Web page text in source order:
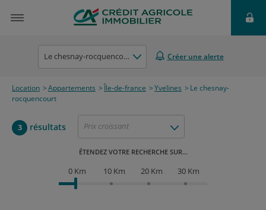
Le chesnay-rocquencourt Créer une alerte
Location Appartements Île-de-france Yvelines
Le chesnay-
rocquencourt
3 résultats Prix croissant
ÉTENDEZ VOTRE RECHERCHE SUR...
0 Km 10 Km 20 Km 30 Km